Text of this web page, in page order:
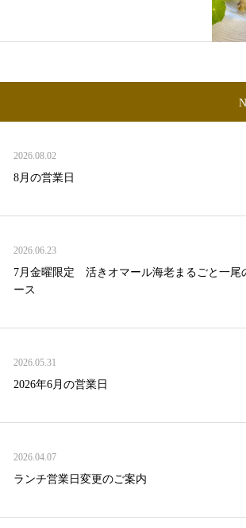
2026.08.02
8月の営業日
2026.06.23
7月金曜限定 活きオマール海老まるごと一尾
ース
2026.05.31
2026年6月の営業日
2026.04.07
ランチ営業日変更のご案内